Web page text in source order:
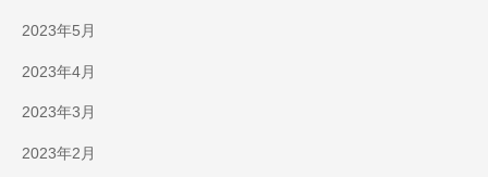
2023年5月
2023年4月
2023年3月
2023年2月